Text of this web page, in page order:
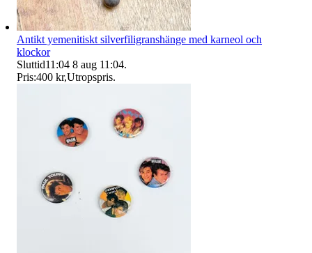
Antikt yemenitiskt silverfiligranshänge med karneol och
klockor
Sluttid11:04 8 aug 11:04.
Pris:400 kr,Utropspris.